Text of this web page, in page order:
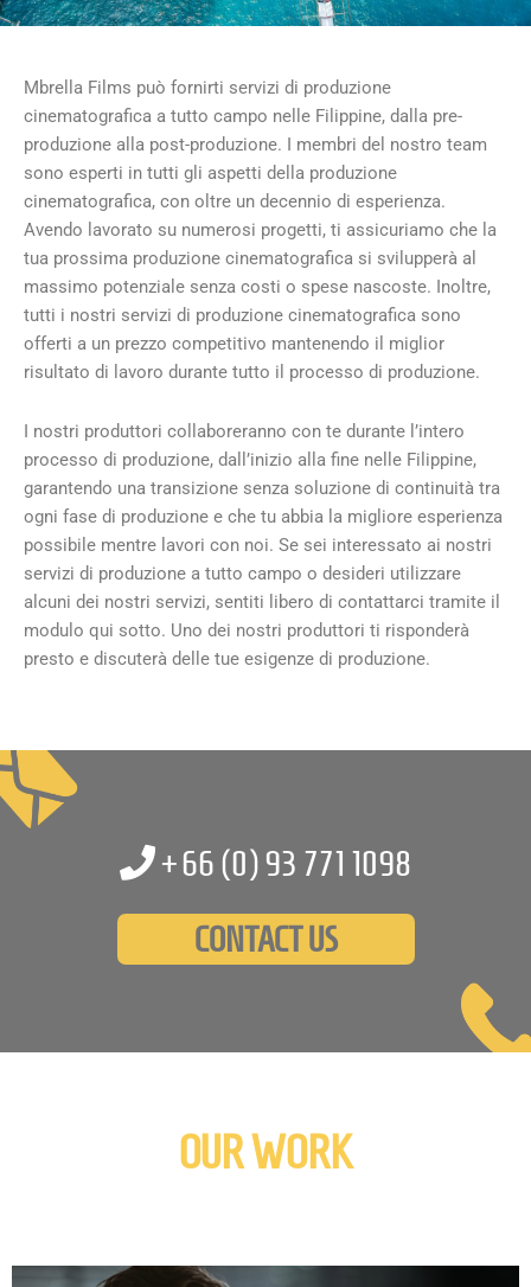
Mbrella Films può fornirti servizi di produzione
cinematografica a tutto campo nelle Filippine, dalla pre-
produzione alla post-produzione. I membri del nostro team
sono esperti in tutti gli aspetti della produzione
cinematografica, con oltre un decennio di esperienza.
Avendo lavorato su numerosi progetti, ti assicuriamo che la
tua prossima produzione cinematografica si svilupperà al
massimo potenziale senza costi o spese nascoste. Inoltre,
tutti i nostri servizi di produzione cinematografica sono
offerti a un prezzo competitivo mantenendo il miglior
risultato di lavoro durante tutto il processo di produzione.
I nostri produttori collaboreranno con te durante l’intero
processo di produzione, dall’inizio alla fine nelle Filippine,
garantendo una transizione senza soluzione di continuità tra
ogni fase di produzione e che tu abbia la migliore esperienza
possibile mentre lavori con noi. Se sei interessato ai nostri
servizi di produzione a tutto campo o desideri utilizzare
alcuni dei nostri servizi, sentiti libero di contattarci tramite il
modulo qui sotto. Uno dei nostri produttori ti risponderà
presto e discuterà delle tue esigenze di produzione.
+66 (0)93 771 1098
CONTACT US
OUR WORK